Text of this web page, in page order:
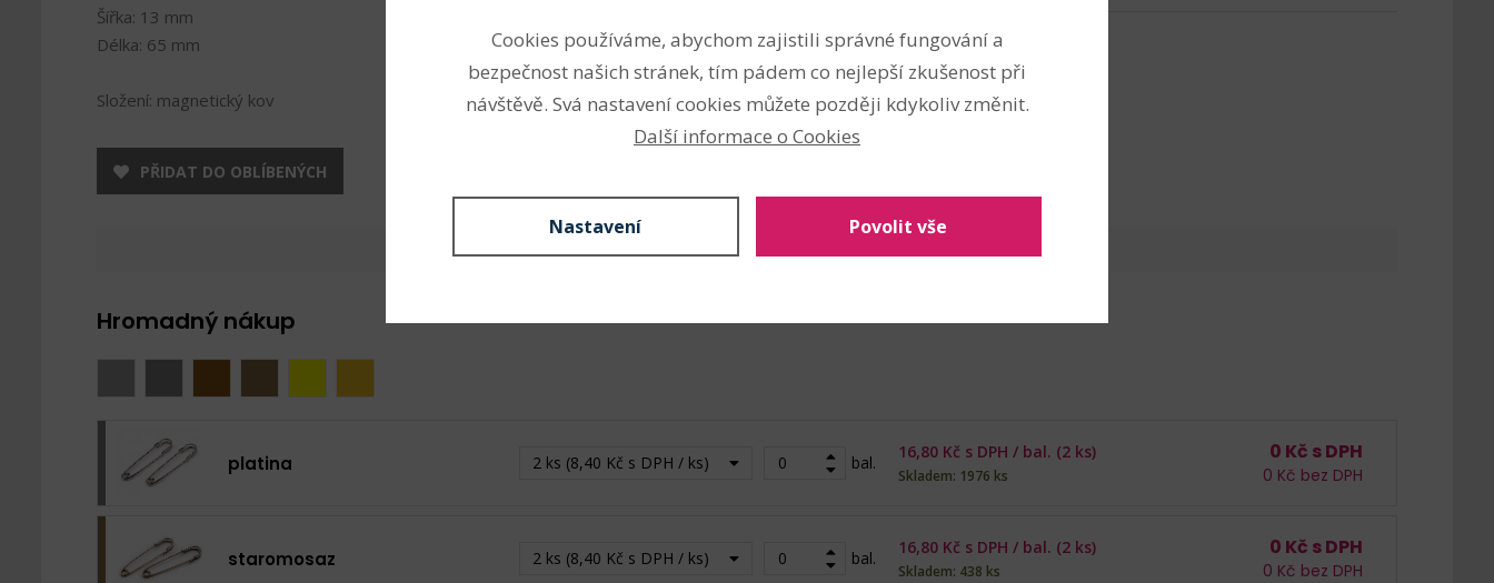
Šířka: 13 mm
Délka: 65 mm
Složení: magnetický kov
PŘIDAT DO OBLÍBENÝCH
ketlování
šperkařství
Nahlásit problém
Hromadný nákup
platina 2 ks (8,40 Kč s DPH / ks) bal.
16,80Kč s DPH / bal. (2 ks)
Skladem: 1976 ks
0 Kč s DPH
0 Kč bez DPH
staromosaz 2 ks (8,40 Kč s DPH / ks) bal.
16,80Kč s DPH / bal. (2 ks)
Skladem: 438 ks
0 Kč s DPH
0 Kč bez DPH
Cookies používáme, abychom zajistili správné fungování a
bezpečnost našich stránek, tím pádem co nejlepší zkušenost při
návštěvě. Svá nastavení cookies můžete později kdykoliv změnit.
Další informace o Cookies
Nastavení Povolit vše